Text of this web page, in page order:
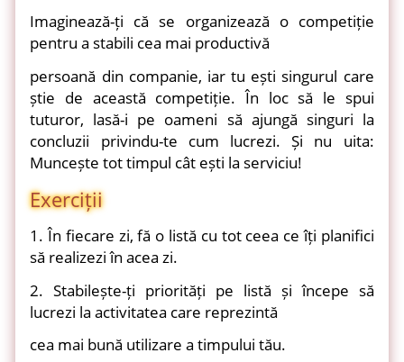
Imaginează-ți că se organizează o competiție
pentru a stabili cea mai productivă
persoană din companie, iar tu ești singurul care
știe de această competiție. În loc să le spui
tuturor, lasă-i pe oameni să ajungă singuri la
concluzii privindu-te cum lucrezi. Și nu uita:
Muncește tot timpul cât ești la serviciu!
Exerciții
1. În fiecare zi, fă o listă cu tot ceea ce îți planifici
să realizezi în acea zi.
2. Stabilește-ți priorități pe listă și începe să
lucrezi la activitatea care reprezintă
cea mai bună utilizare a timpului tău.